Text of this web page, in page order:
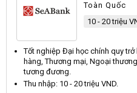
Toàn Quốc
10 - 20 triệu
Tốt nghiệp Đại học chính quy
hàng,Thương mại, Ngoại
tương đương.
Thu nhập: 10 - 20 triệu VND.